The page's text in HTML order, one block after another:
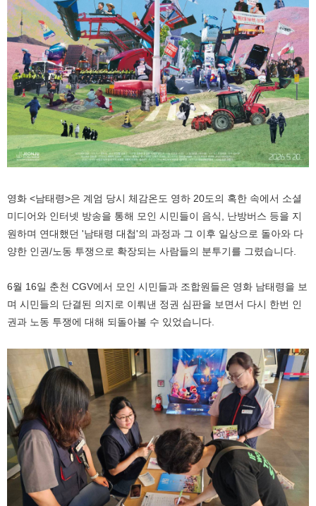
영화 <남태령>은 계엄 당시 체감온도 영하 20도의 혹한 속에서 소셜
미디어와 인터넷 방송을 통해 모인 시민들이 음식, 난방버스 등을 지
원하며 연대했던 '남태령 대첩'의 과정과 그 이후 일상으로 돌아와 다
양한 인권/노동 투쟁으로 확장되는 사람들의 분투기를 그렸습니다.
6월 16일 춘천 CGV에서 모인 시민들과 조합원들은 영화 남태령을 보
며 시민들의 단결된 의지로 이뤄낸 정권 심판을 보면서 다시 한번 인
권과 노동 투쟁에 대해 되돌아볼 수 있었습니다.